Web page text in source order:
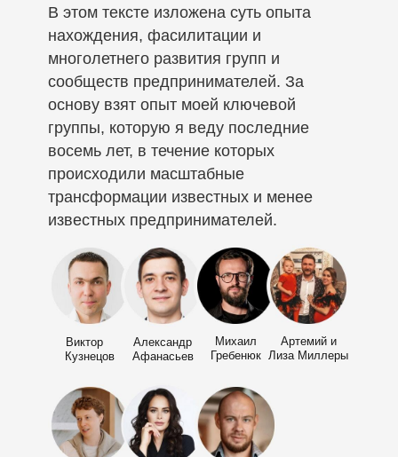
В этом тексте изложена суть опыта
нахождения, фасилитации и
многолетнего развития групп и
сообществ предпринимателей. За
основу взят опыт моей ключевой
группы, которую я веду последние
восемь лет, в течение которых
происходили масштабные
трансформации известных и менее
известных предпринимателей.
Виктор
Кузнецов
Александр
Афанасьев
Михаил
Гребенюк
Артемий и
Лиза Миллеры